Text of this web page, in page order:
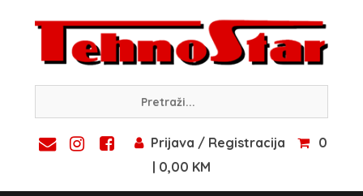
content
Prijava / Registracija
0
| 0,00 KM